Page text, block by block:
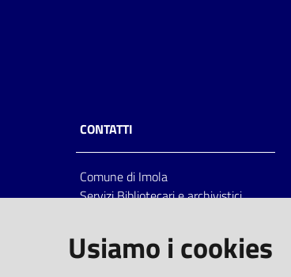
CONTATTI
Comune di Imola
Servizi Bibliotecari e archivistici
Italia
centralino: tel 0542.6026.36 fax
Usiamo i cookies